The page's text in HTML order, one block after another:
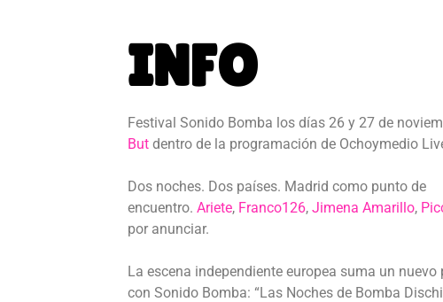
INFO
Festival Sonido Bomba los días 26 y 27 de
But dentro de la programación de Ochoymedio
Dos noches. Dos países. Madrid como punto de
encuentro.Ariete, Franco126,Jimena Amarillo,
por anunciar.
La escena independiente europea suma un nuevo
con Sonido Bomba: “Las Noches de Bomba